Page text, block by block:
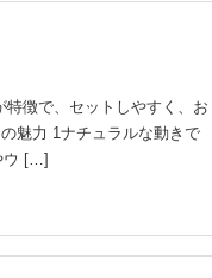
徴で、セットしやすく、お
魅力 1ナチュラルな動きで
ウ […]